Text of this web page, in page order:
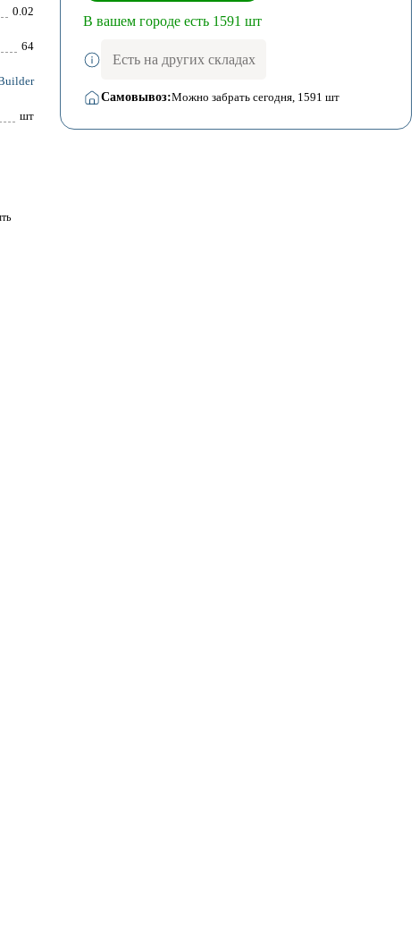
0.02
64
шт
В вашем городе есть 1591 шт
Есть на других складах
Самовывоз:Можно забрать сегодня, 1591 шт